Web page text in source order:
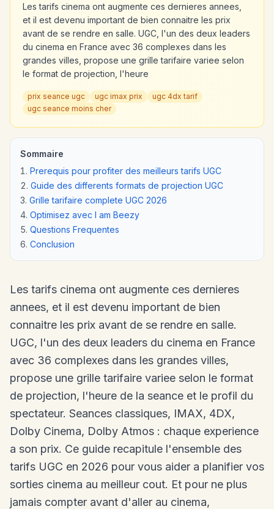
Les tarifs cinema ont augmente ces dernieres annees,
et il est devenu important de bien connaitre les prix
avant de se rendre en salle. UGC, l'un des deux leaders
du cinema en France avec 36 complexes dans les
grandes villes, propose une grille tarifaire variee selon
le format de projection, l'heure
prix seance ugc ugc imax prix
ugc 4dx tarif
ugc seance moins cher
Sommaire
Prerequis pour profiter des meilleurs tarifs UGC
Guide des differents formats de projection UGC
Grille tarifaire complete UGC 2026
Optimisez avec I am Beezy
Questions Frequentes
Conclusion
Les tarifs cinema ont augmente ces dernieres
annees, et il est devenu important de bien
connaitre les prix avant de se rendre en salle.
UGC, l'un des deux leaders du cinema en France
avec 36 complexes dans les grandes villes,
propose une grille tarifaire variee selon le format
de projection, l'heure de la seance et le profil du
spectateur. Seances classiques, IMAX, 4DX,
Dolby Cinema, Dolby Atmos : chaque experience
a son prix. Ce guide recapitule l'ensemble des
tarifs UGC en 2026 pour vous aider a planifier vos
sorties cinema au meilleur cout. Et pour ne plus
jamais compter avant d'aller au cinema,